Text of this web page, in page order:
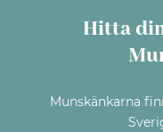
Hitta
Munskänkarna